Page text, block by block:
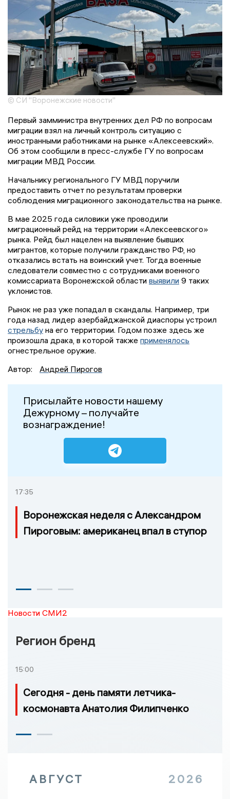
© СИ "Воронежские новости"
Первый замминистра внутренних дел РФ по вопросам
миграции взял на личный контроль ситуацию с
иностранными работниками на рынке «Алексеевский».
Об этом сообщили в пресс-службе ГУ по вопросам
миграции МВД России.
Начальнику регионального ГУ МВД поручили
предоставить отчет по результатам проверки
соблюдения миграционного законодательства на рынке.
В мае 2025 года силовики уже проводили
миграционный рейд на территории «Алексеевского»
рынка. Рейд был нацелен на выявление бывших
мигрантов, которые получили гражданство РФ, но
отказались встать на воинский учет. Тогда военные
следователи совместно с сотрудниками военного
комиссариата Воронежской области выявили 9 таких
уклонистов.
Рынок не раз уже попадал в скандалы. Например, три
года назад лидер азербайджанской диаспоры устроил
стрельбу на его территории. Годом позже здесь же
произошла драка, в которой также применялось
огнестрельное оружие.
Автор:
Андрей Пирогов
Присылайте новости нашему
Дежурному – получайте
вознаграждение!
17:35
Воронежская неделя с Александром
Пироговым: американец впал в ступор
Новости СМИ2
Регион бренд
15:00
Сегодня - день памяти летчика-
космонавта Анатолия Филипченко
АВГУСТ 2026